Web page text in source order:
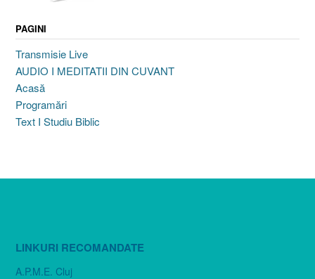
PAGINI
Transmisie Live
AUDIO I MEDITATII DIN CUVANT
Acasă
Programări
Text I Studiu Biblic
LINKURI RECOMANDATE
A.P.M.E. Cluj